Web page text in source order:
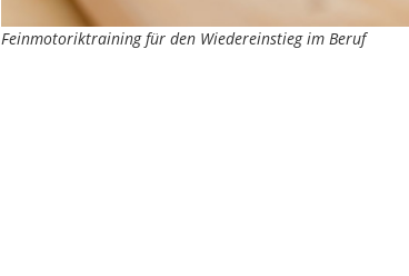
Feinmotoriktraining für den Wiedereinstieg im Beruf